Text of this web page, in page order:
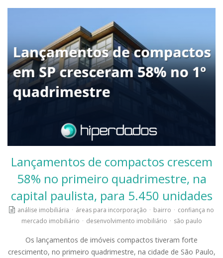
Lançamentos de compactos crescem
58% no primeiro quadrimestre, na
capital paulista, para 5.450 unidades
análise imobiliária · áreas para incorporação · bairro · confiança no
mercado imobiliário · desenvolvimento imobiliário · são paulo
Os lançamentos de imóveis compactos tiveram forte
crescimento, no primeiro quadrimestre, na cidade de São Paulo,